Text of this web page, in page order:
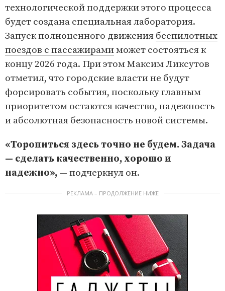
технологической поддержки этого процесса
будет создана специальная лаборатория.
Запуск полноценного движения беспилотных
поездов с пассажирамиможет состояться к
концу 2026 года. При этом Максим Ликсутов
отметил, что городские власти не будут
форсировать события, поскольку главным
приоритетом остаются качество, надежность
и абсолютная безопасность новой системы.
«Торопиться здесь точно не будем. Задача
— сделать качественно, хорошо и
надежно», — подчеркнул он.
РЕКЛАМА – ПРОДОЛЖЕНИЕ НИЖЕ